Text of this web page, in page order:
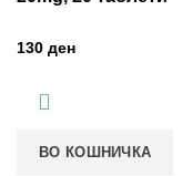
ден
ВО КОШНИЧКА